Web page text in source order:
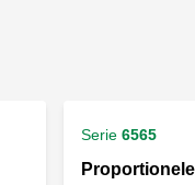
Serie 6565